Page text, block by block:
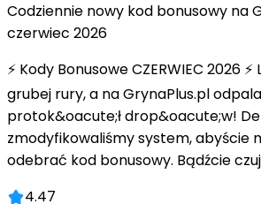
Codziennie nowy kod bonusowy na
czerwiec 2026
⚡ Kody Bonusowe CZERWIEC 2026
grubej rury, a na GrynaPlus.pl
protok&oacute;ł drop&oacute;w!
zmodyfikowaliśmy system, abyście
odebrać kod bonusowy. Bądźcie
4.47